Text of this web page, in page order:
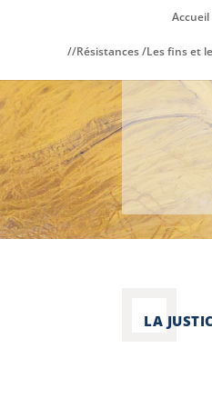
Accueil
//Résistances /Les fins et
LA